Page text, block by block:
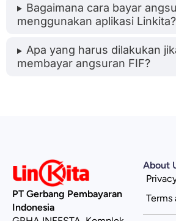
Bagaimana cara bayar
menggunakan aplikasi Linkita?
Apa yang harus dilakukan
membayar angsuran FIF?
PT Gerbang Pembayaran
Indonesia
About
Terms